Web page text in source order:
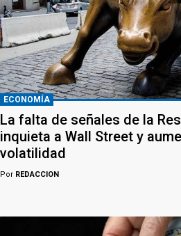
ECONOMÍA
La falta de señales de la
inquieta a Wall Street y
volatilidad
Por REDACCION